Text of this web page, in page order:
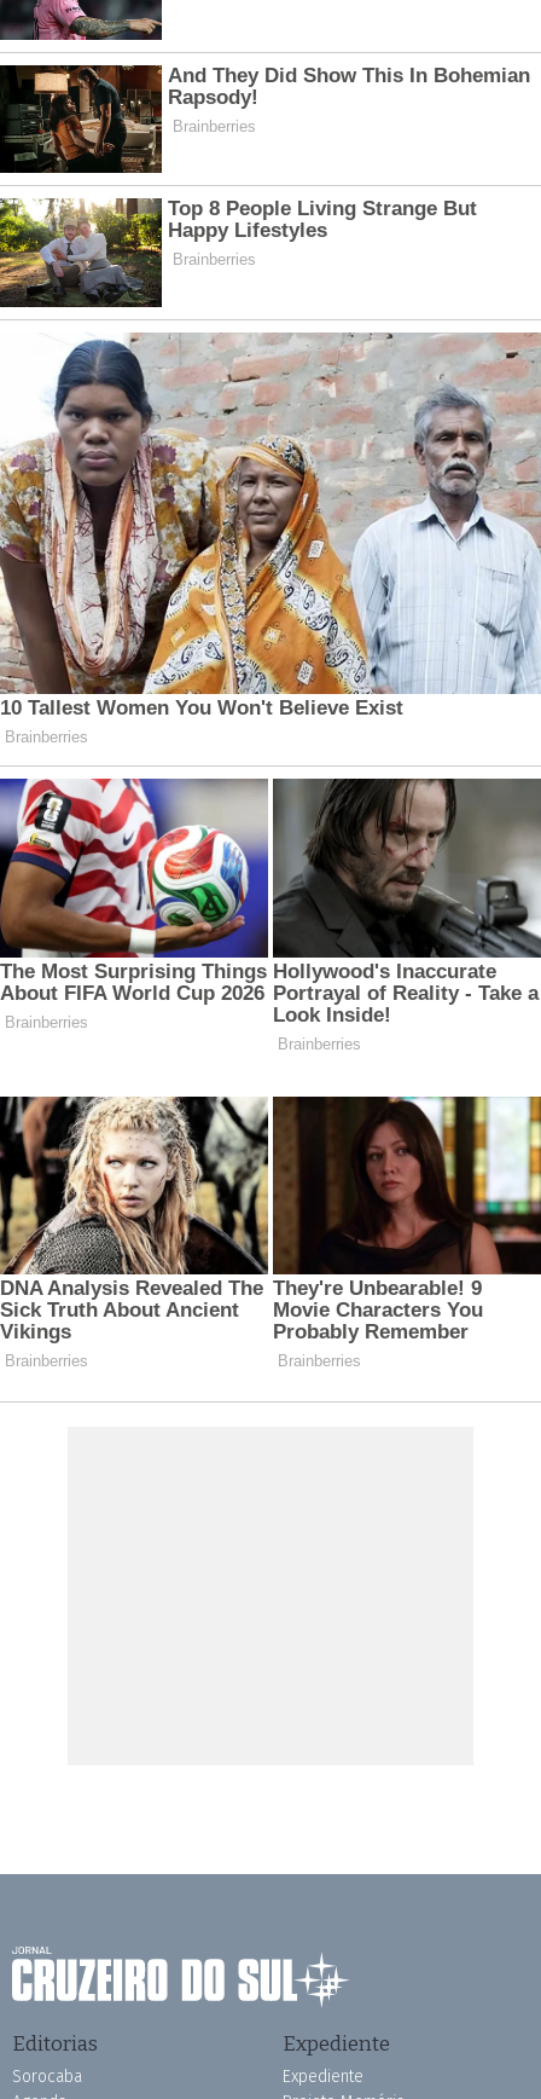
Editorias
Sorocaba
Expediente
Expediente